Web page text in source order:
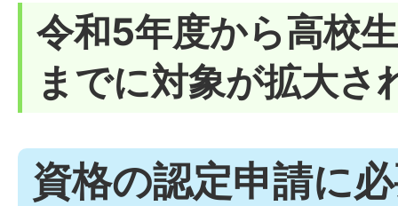
令和5年度から高校
までに対象が拡大さ
資格の認定申請に